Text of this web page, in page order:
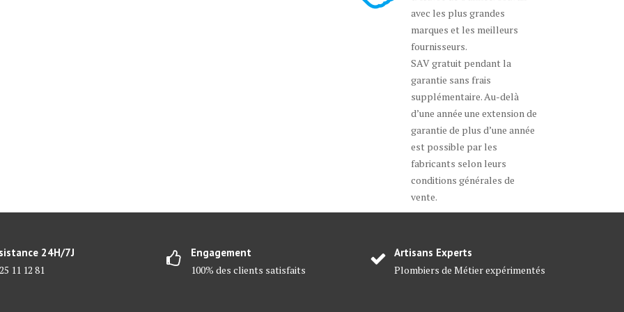
avec les plus grandes
marques et les meilleurs
fournisseurs.
SAV gratuit pendant la
garantie sans frais
supplémentaire. Au-delà
d’une année une extension de
garantie de plus d’une année
est possible par les
fabricants selon leurs
conditions générales de
vente.
24H/7J
11 12 81
Engagement
100% des clients satisfaits
Artisans Experts
Plombiers de Métier expérimentés